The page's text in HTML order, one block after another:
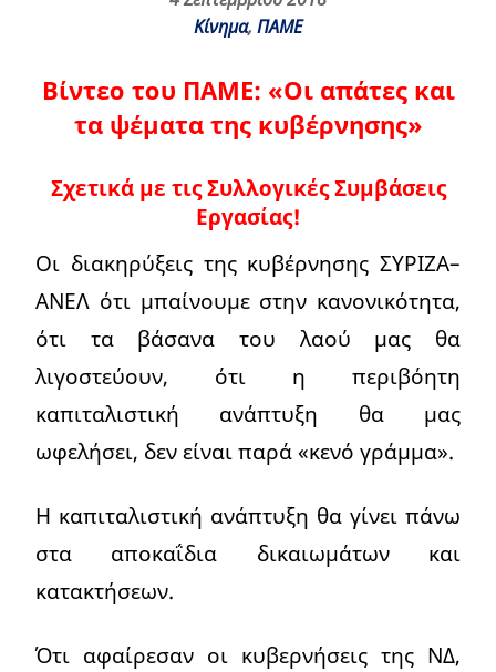
Κίνημα, ΠΑΜΕ
Βίντεο του ΠΑΜΕ: «Οι απάτες και
τα ψέματα της κυβέρνησης»
Σχετικά με τις Συλλογικές Συμβάσεις
Εργασίας!
Οι διακηρύξεις της κυβέρνησης ΣΥΡΙΖΑ–
ΑΝΕΛ ότι μπαίνουμε στην κανονικότητα,
ότι τα βάσανα του λαού μας θα
λιγοστεύουν, ότι η περιβόητη
καπιταλιστική ανάπτυξη θα μας
ωφελήσει, δεν είναι παρά «κενό γράμμα».
Η καπιταλιστική ανάπτυξη θα γίνει πάνω
στα αποκαΐδια δικαιωμάτων και
κατακτήσεων.
Ότι αφαίρεσαν οι κυβερνήσεις της ΝΔ,